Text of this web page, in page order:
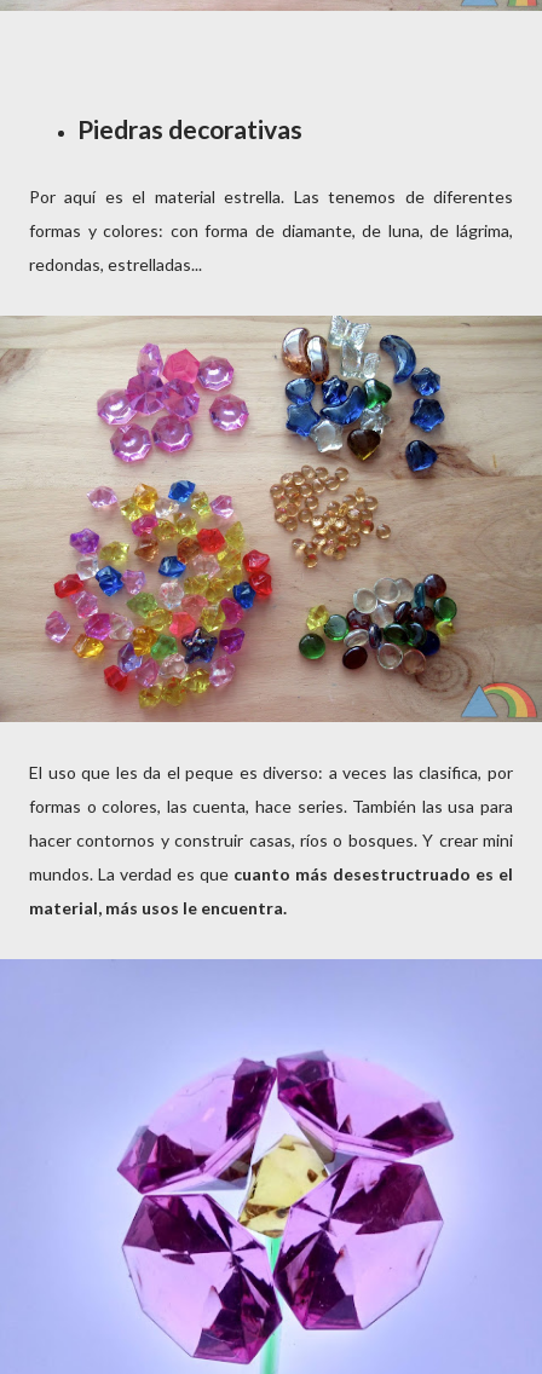
Piedras decorativas
Por aquí es el material estrella. Las tenemos de diferentes
formas y colores: con forma de diamante, de luna, de lágrima,
redondas, estrelladas...
El uso que les da el peque es diverso: a veces las clasifica, por
formas o colores, las cuenta, hace series. También las usa para
hacer contornos y construir casas, ríos o bosques. Y crear mini
mundos. La verdad es que cuanto más desestructruado es el
material, más usos le encuentra.